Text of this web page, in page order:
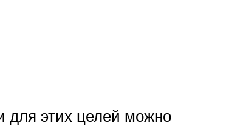
для этих целей можно